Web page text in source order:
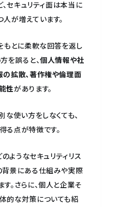
セキュリティ面は本当に
が増えています。
もとに柔軟な回答を返し
を誤ると、個人情報や社
の拡散、著作権や倫理面
性があります。
な使い方をしなくても、
る点が特徴です。
ようなセキュリティリス
背景にある仕組みや実際
。さらに、個人と企業そ
的な対策についても紹